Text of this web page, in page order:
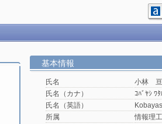
基本情報
氏名
小林 亘
氏名（カナ）
ｺﾊﾞﾔｼ ﾜﾀ
氏名（英語）
所属
情報理